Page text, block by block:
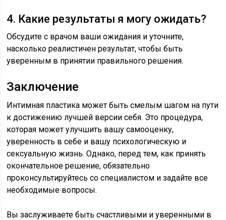
4. Какие результаты я могу ожидать?
Обсудите с врачом ваши ожидания и уточните,
насколько реалистичен результат, чтобы быть
уверенным в принятии правильного решения.
Заключение
Интимная пластика может быть смелым шагом на пути
к достижению лучшей версии себя. Это процедура,
которая может улучшить вашу самооценку,
уверенность в себе и вашу психологическую и
сексуальную жизнь. Однако, перед тем, как принять
окончательное решение, обязательно
проконсультируйтесь со специалистом и задайте все
необходимые вопросы.
Вы заслуживаете быть счастливыми и уверенными в